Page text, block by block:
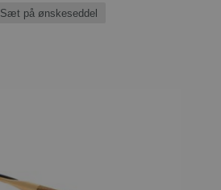
Sæt på ønskeseddel